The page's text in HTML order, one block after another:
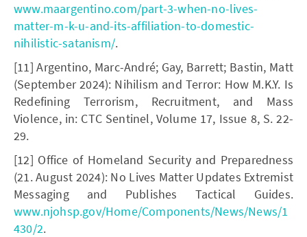
www.maargentino.com/part-3-when-no-lives-
matter-m-k-u-and-its-affiliation-to-domestic-
nihilistic-satanism/.
[11] Argentino, Marc-André; Gay, Barrett; Bastin, Matt
(September 2024): Nihilism and Terror: How M.K.Y. Is
Redefining Terrorism, Recruitment, and Mass
Violence, in: CTC Sentinel, Volume 17, Issue 8, S. 22-
29.
[12] Office of Homeland Security and Preparedness
(21. August 2024): No Lives Matter Updates Extremist
Messaging and Publishes Tactical Guides.
www.njohsp.gov/Home/Components/News/News/1
430/2.